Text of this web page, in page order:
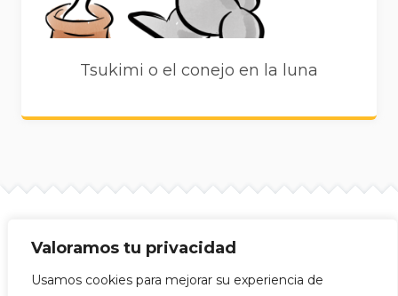
Valoramos tu privacidad
Usamos cookies para mejorar su experiencia de
Tsukimi o el conejo en la luna